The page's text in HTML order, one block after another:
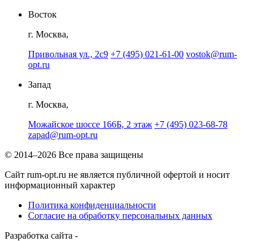
Восток
г. Москва,
Привольная ул., 2с9 +7 (495) 021-61-00 vostok@rum-
opt.ru
Запад
г. Москва,
Можайское шоссе 166Б, 2 этаж +7 (495) 023-68-78
zapad@rum-opt.ru
© 2014–2026 Все права защищены
Сайт rum-opt.ru не является публичной офертой и носит
информационный характер
Политика конфиденциальности
Согласие на обработку персональных данных
Разработка сайта -